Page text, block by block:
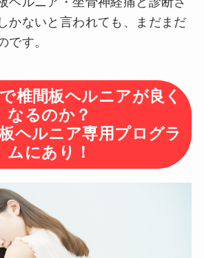
かないと言われても、まだまだ
です。
椎間板ヘルニアが良く
なるのか？
ヘルニア専用プログラ
ムにあり！